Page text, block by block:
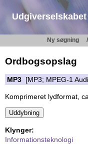
Ny søgning
Ordbogsopslag
MP3 [MP3; MPEG-1
Komprimeret lydformat,
Klynger:
Informationsteknologi